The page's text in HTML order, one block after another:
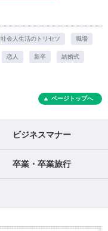
社会人生活のトリセツ 職場
恋人 新卒 結婚式
ページトップへ
ビジネスマナー
卒業・卒業旅行